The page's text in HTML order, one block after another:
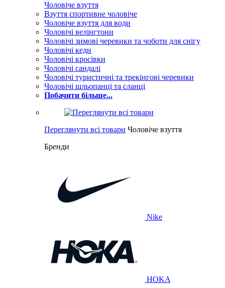
Чоловіче взуття
Взуття спортивне чоловіче
Чоловіче взуття для води
Чоловічі велінгтони
Чоловічі зимові черевики та чоботи для снігу
Чоловічі кеди
Чоловічі кросівки
Чоловічі сандалі
Чоловічі туристичні та трекінгові черевики
Чоловічі шльопанці та сланці
Побачити більше...
Переглянути всі товари Чоловіче взуття
Бренди
Nike
HOKA